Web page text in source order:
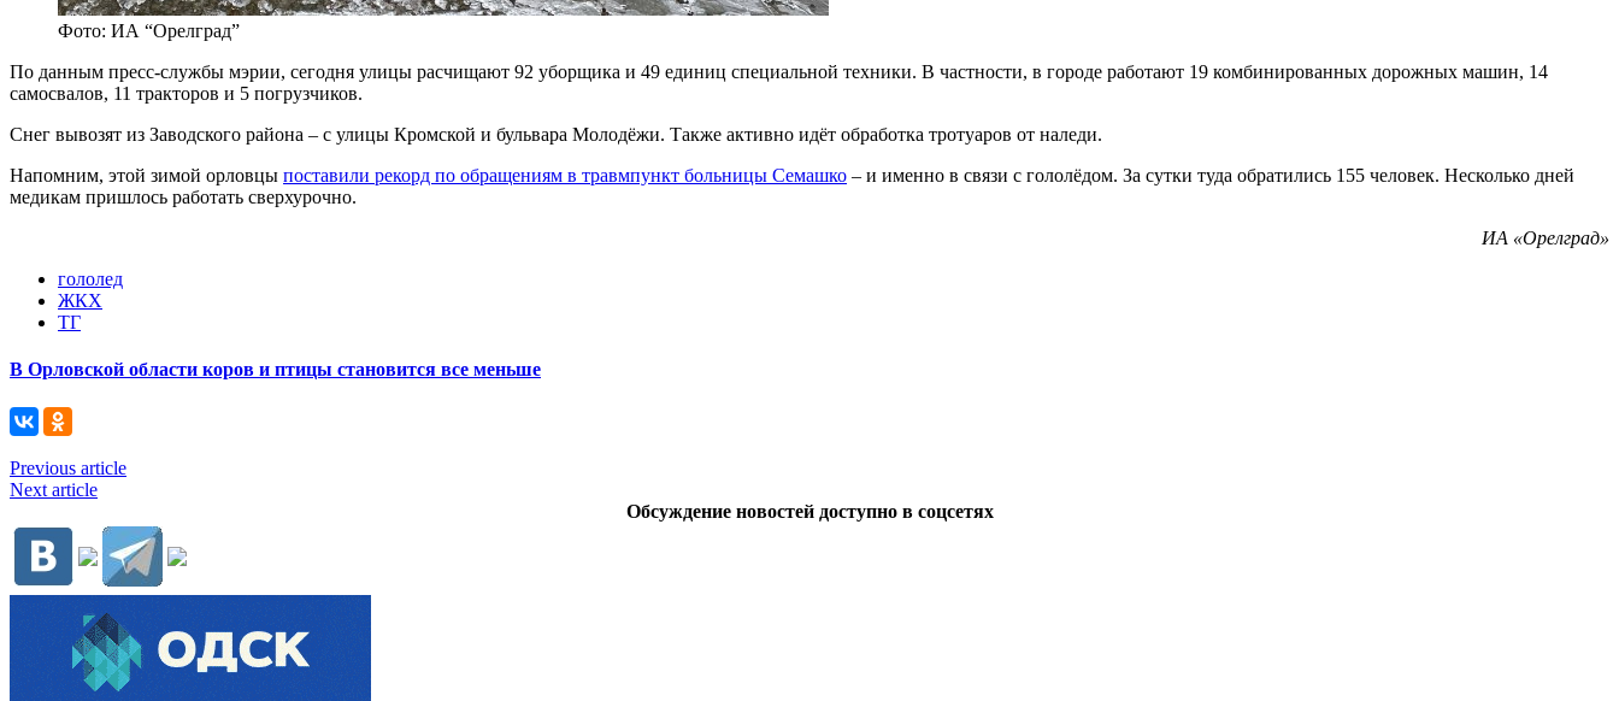
Фото: ИА “Орелград”
По данным пресс-службы мэрии, сегодня улицы расчищают 92 уборщика и 49 единиц специальной техники. В частности, в городе работают 19 комбинированных дорожных машин, 14
самосвалов, 11 тракторов и 5 погрузчиков.
Снег вывозят из Заводского района – с улицы Кромской и бульвара Молодёжи. Также активно идёт обработка тротуаров от наледи.
Напомним, этой зимой орловцы поставили рекорд по обращениям в травмпункт больницы Семашко – и именно в связи с гололёдом. За сутки туда обратились 155 человек. Несколько дней
медикам пришлось работать сверхурочно.
ИА «Орелград»
гололед
ЖКХ
ТГ
В Орловской области коров и птицы становится все меньше
Previous article
Next article
Обсуждение новостей доступно в соцсетях